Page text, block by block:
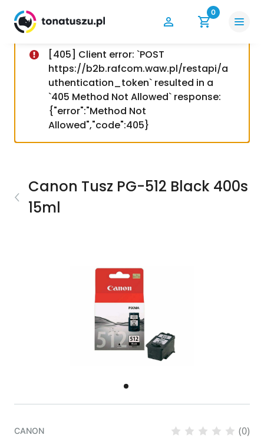
0
[405] Client error: `POST
https://b2b.rafcom.waw.pl/restapi/a
uthentication_token` resulted in a
`405 Method Not Allowed` response:
{"error":"Method Not
Allowed","code":405}
Canon Tusz PG-512 Black 400s
15ml
CANON (0)